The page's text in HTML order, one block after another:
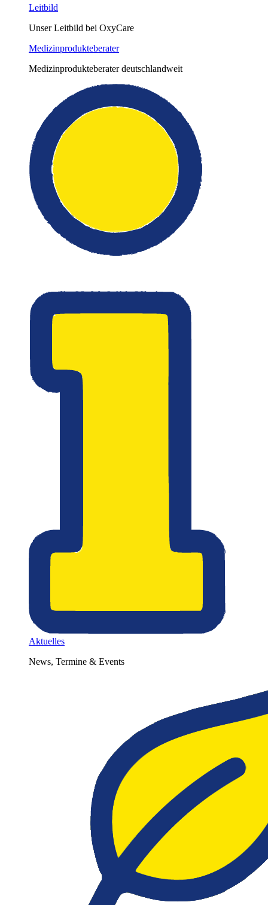
Leitbild
Unser Leitbild bei OxyCare
Medizinprodukteberater
Medizinprodukteberater deutschlandweit
Aktuelles
News, Termine & Events